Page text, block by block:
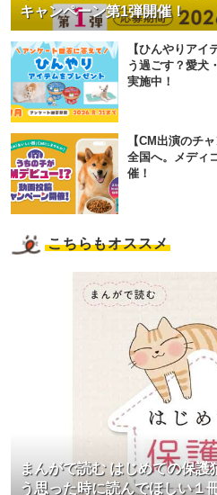
キャンペーン第1弾開催！
【ひんやりア
う過ごす？愛犬
実施中！
【CM出演のチ
全国へ。メディ
催！
こちらもオススメ
まんがで読む はじめての保
う思った時に読んでほしい１